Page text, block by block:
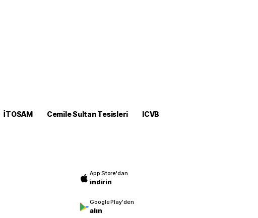
İTOSAM Cemile Sultan Tesisleri
ICVB
App Store'dan
indirin
Google Play'den
alın